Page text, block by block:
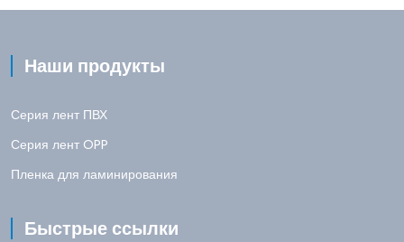
Наши продукты
Серия лент ПВХ
Серия лент OPP
Пленка для ламинирования
Быстрые ссылки